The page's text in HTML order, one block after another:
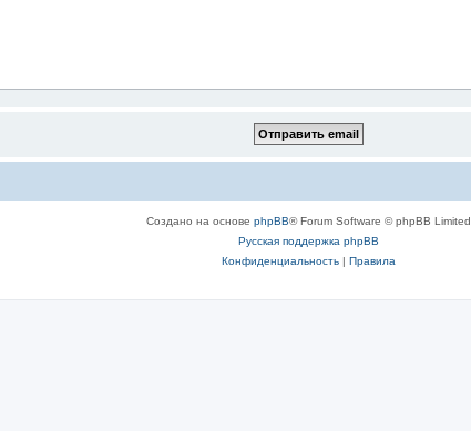
Создано на основе phpBB® Forum Software © phpBB Limited
Русская поддержка phpBB
Конфиденциальность| Правила